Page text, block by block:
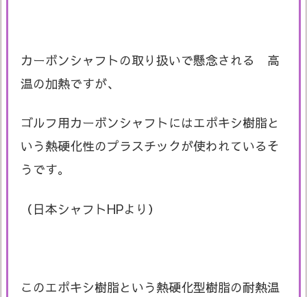
カーボンシャフトの取り扱いで懸念される 高
温の加熱ですが、
ゴルフ用カーボンシャフトにはエポキシ樹脂と
いう熱硬化性のプラスチックが使われているそ
うです。
（日本シャフトHPより）
このエポキシ樹脂という熱硬化型樹脂の耐熱温